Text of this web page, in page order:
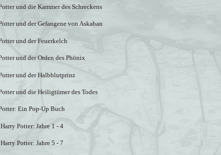
und die Kammer des Schreckens
und der Gefangene von Askaban
und der Feuerkelch
und der Orden des Phönix
und der Halbblutprinz
und die Heiligtümer des Todes
Ein Pop-Up Buch
Potter: Jahre 1 - 4
Potter: Jahre 5 - 7